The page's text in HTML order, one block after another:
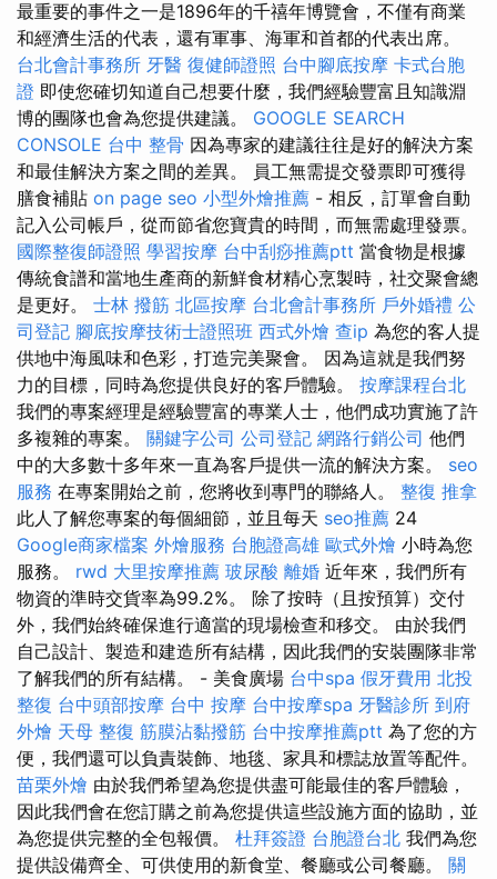
最重要的事件之一是1896年的千禧年博覽會，不僅有商業
和經濟生活的代表，還有軍事、海軍和首都的代表出席。
台北會計事務所 牙醫 復健師證照 台中腳底按摩 卡式台胞
證 即使您確切知道自己想要什麼，我們經驗豐富且知識淵
博的團隊也會為您提供建議。 GOOGLE SEARCH
CONSOLE 台中 整骨 因為專家的建議往往是好的解決方案
和最佳解決方案之間的差異。 員工無需提交發票即可獲得
膳食補貼 on page seo 小型外燴推薦 - 相反，訂單會自動
記入公司帳戶，從而節省您寶貴的時間，而無需處理發票。
國際整復師證照 學習按摩 台中刮痧推薦ptt 當食物是根據
傳統食譜和當地生產商的新鮮食材精心烹製時，社交聚會總
是更好。 士林 撥筋 北區按摩 台北會計事務所 戶外婚禮 公
司登記 腳底按摩技術士證照班 西式外燴 查ip 為您的客人提
供地中海風味和色彩，打造完美聚會。 因為這就是我們努
力的目標，同時為您提供良好的客戶體驗。 按摩課程台北
我們的專案經理是經驗豐富的專業人士，他們成功實施了許
多複雜的專案。 關鍵字公司 公司登記 網路行銷公司 他們
中的大多數十多年來一直為客戶提供一流的解決方案。 seo
服務 在專案開始之前，您將收到專門的聯絡人。 整復 推拿
此人了解您專案的每個細節，並且每天 seo推薦 24
Google商家檔案 外燴服務 台胞證高雄 歐式外燴 小時為您
服務。 rwd 大里按摩推薦 玻尿酸 離婚 近年來，我們所有
物資的準時交貨率為99.2%。 除了按時（且按預算）交付
外，我們始終確保進行適當的現場檢查和移交。 由於我們
自己設計、製造和建造所有結構，因此我們的安裝團隊非常
了解我們的所有結構。 - 美食廣場 台中spa 假牙費用 北投
整復 台中頭部按摩 台中 按摩 台中按摩spa 牙醫診所 到府
外燴 天母 整復 筋膜沾黏撥筋 台中按摩推薦ptt 為了您的方
便，我們還可以負責裝飾、地毯、家具和標誌放置等配件。
苗栗外燴 由於我們希望為您提供盡可能最佳的客戶體驗，
因此我們會在您訂購之前為您提供這些設施方面的協助，並
為您提供完整的全包報價。 杜拜簽證 台胞證台北 我們為您
提供設備齊全、可供使用的新食堂、餐廳或公司餐廳。 關